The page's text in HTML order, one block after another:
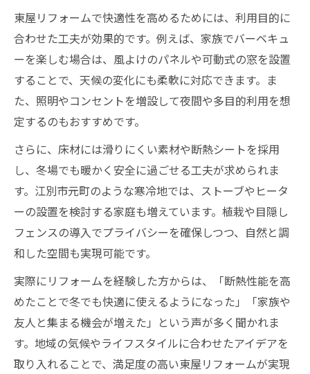
東屋リフォームで快適性を高めるためには、利用目的に
合わせた工夫が効果的です。例えば、家族でバーベキュ
ーを楽しむ場合は、風よけのパネルや可動式の窓を設置
することで、天候の変化にも柔軟に対応できます。ま
た、照明やコンセントを増設して夜間や多目的利用を想
定するのもおすすめです。
さらに、床材には滑りにくい素材や断熱シートを採用
し、冬場でも暖かく安全に過ごせる工夫が求められま
す。江別市元町のような寒冷地では、ストーブやヒータ
ーの設置を検討する家庭も増えています。植栽や目隠し
フェンスの導入でプライバシーを確保しつつ、自然と調
和した空間も実現可能です。
実際にリフォームを経験した方からは、「断熱性能を高
めたことで冬でも快適に使えるようになった」「家族や
友人と集まる機会が増えた」という声が多く聞かれま
す。地域の気候やライフスタイルに合わせたアイデアを
取り入れることで、満足度の高い東屋リフォームが実現